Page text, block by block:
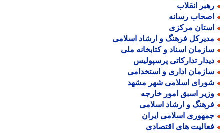
انقلاب
رسانه
مرکزی
فرهنگ و ارشاد اسلامی
اسناد و کتابخانه ملی
تدارکاتی پرسپولیس
اداری و استخدامی
اسلامی شهر مشهد
اسبق امور خارجه
و ارشاد اسلامی
اسلامی ایران
های اقتصادی